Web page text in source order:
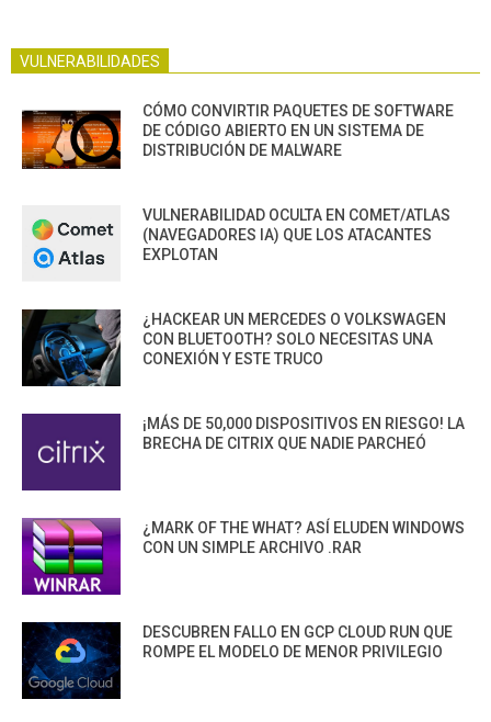
VULNERABILIDADES
CÓMO CONVIRTIR PAQUETES DE SOFTWARE
DE CÓDIGO ABIERTO EN UN SISTEMA DE
DISTRIBUCIÓN DE MALWARE
VULNERABILIDAD OCULTA EN COMET/ATLAS
(NAVEGADORES IA) QUE LOS ATACANTES
EXPLOTAN
¿HACKEAR UN MERCEDES O VOLKSWAGEN
CON BLUETOOTH? SOLO NECESITAS UNA
CONEXIÓN Y ESTE TRUCO
¡MÁS DE 50,000 DISPOSITIVOS EN RIESGO! LA
BRECHA DE CITRIX QUE NADIE PARCHEÓ
¿MARK OF THE WHAT? ASÍ ELUDEN WINDOWS
CON UN SIMPLE ARCHIVO .RAR
DESCUBREN FALLO EN GCP CLOUD RUN QUE
ROMPE EL MODELO DE MENOR PRIVILEGIO